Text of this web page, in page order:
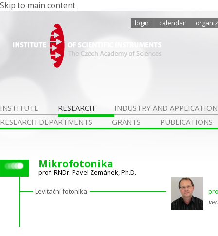
Skip to main content
login calendar
INSTITUTE RESEARCH
INDUSTRY AND
RESEARCH DEPARTMENTS
GRANTS PUBLICATIONS
Mikrofotonika
prof. RNDr. Pavel Zemánek, Ph.D.
Levitační fotonika